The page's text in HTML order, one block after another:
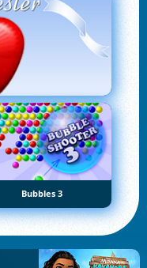
Bubbles 3